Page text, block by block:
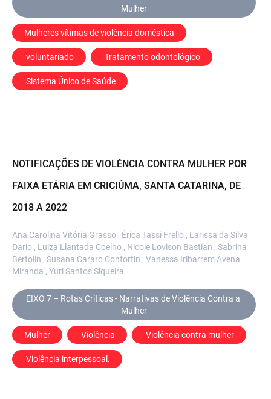
Mulher
Mulheres vítimas de violência doméstica
voluntariado Tratamento odontológico
Sistema Único de Saúde
NOTIFICAÇÕES DE VIOLÊNCIA CONTRA MULHER POR
FAIXA ETÁRIA EM CRICIÚMA, SANTA CATARINA, DE
2018 A 2022
Ana Carolina Vitória Grasso , Érica Tassi Frello , Larissa da Silva
Dario , Luiza Llantada Coelho , Nicole Lovison Bastian , Sabrina
Bertolin , Susana Cararo Confortin , Vanessa Iribarrem Avena
Miranda , Yuri Santos Siqueira
EIXO 7 – Rotas Críticas - Narrativas de Violência Contra a
Mulher
Mulher Violência Violência contra mulher
Violência interpessoal.